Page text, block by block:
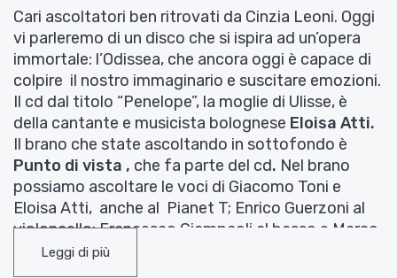
Cari ascoltatori ben ritrovati da Cinzia Leoni. Oggi
vi parleremo di un disco che si ispira ad un’opera
immortale: l’Odissea, che ancora oggi è capace di
colpire il nostro immaginario e suscitare emozioni.
Il cd dal titolo “Penelope”, la moglie di Ulisse, è
della cantante e musicista bolognese Eloisa Atti.
Il brano che state ascoltando in sottofondo è
Punto di vista , che fa parte del cd. Nel brano
possiamo ascoltare le voci di Giacomo Toni e
Eloisa Atti, anche al Pianet T; Enrico Guerzoni al
violoncello; Francesco Giampaoli al basso e Marco
Frattini alla batteria.
Leggi di più